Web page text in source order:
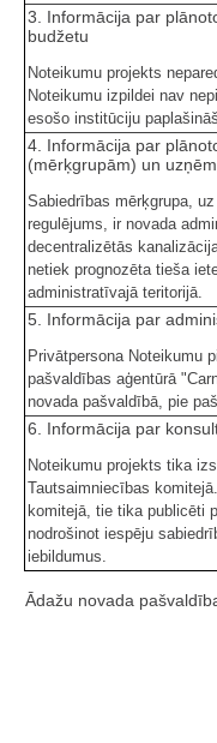
3. Informācija par
budžetu
Noteikumu projekts
Noteikumu izpildei nav
esošo institūciju
4. Informācija par
(mērķgrupām) un
Sabiedrības mērķgrupa,
regulējums, ir novada
decentralizētās
netiek prognozēta tieša
administratīvajā teritorijā.
5. Informācija par
Privātpersona Noteikumu
pašvaldības aģentūrā
novada pašvaldībā, pie
6. Informācija par
Noteikumu projekts tika
Tautsaimniecības
komitejā, tie tika publicēti
nodrošinot iespēju
iebildumus.
Ādažu novada